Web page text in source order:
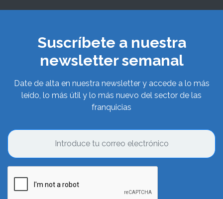
Suscríbete a nuestra
newsletter semanal
Date de alta en nuestra newsletter y accede a lo más
leído, lo más útil y lo más nuevo del sector de las
franquicias